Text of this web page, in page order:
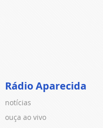
Rádio Aparecida
notícias
ouça ao vivo